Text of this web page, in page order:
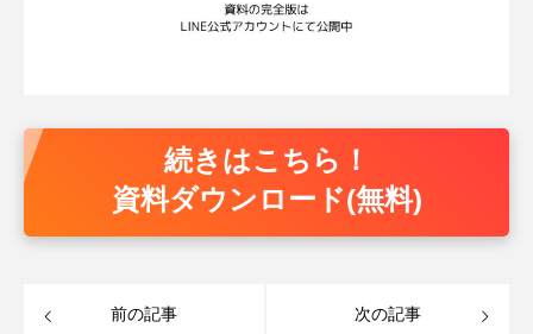
続きはこちら！
資料ダウンロード(無料)
前の記事 次の記事